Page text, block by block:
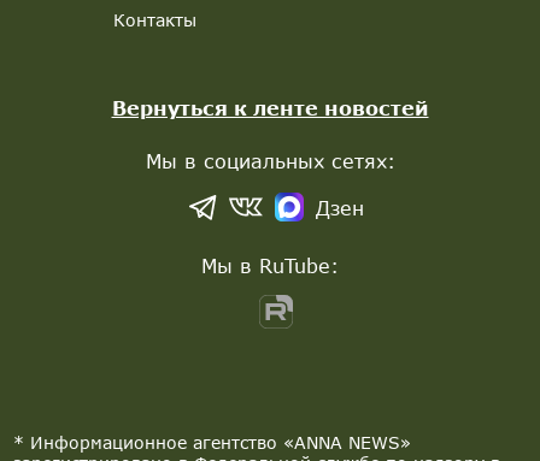
* Информационное агентство «ANNA NEWS»
Контакты
Вернуться к ленте новостей
Мы в социальных сетях:
Дзен
Мы в RuTube: